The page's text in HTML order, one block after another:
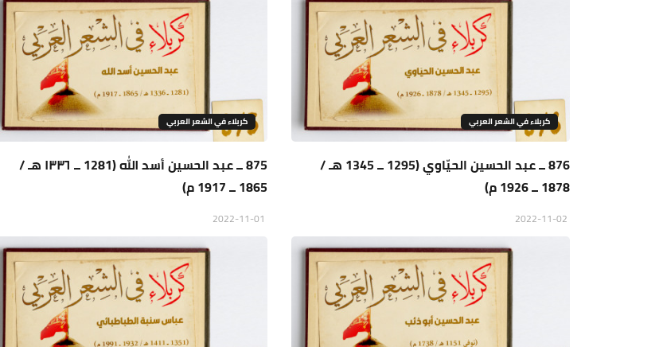
كربلاء في الشعر العربي
876 ــ عبد الحسين الحيّاوي (1295 ــ 1345 هـ /
1878 ــ 1926 م)
كربلاء في الشعر العربي
875 ــ عبد الحسين أسد الله (1281 ــ ١٣٣٦ هـ /
1865 ــ 1917 م)